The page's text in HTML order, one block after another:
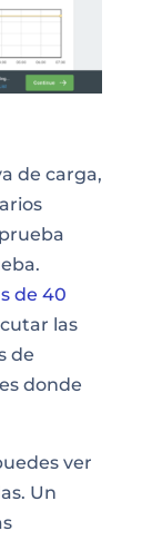
de carga,
de 40
las
de
donde
ver
Un